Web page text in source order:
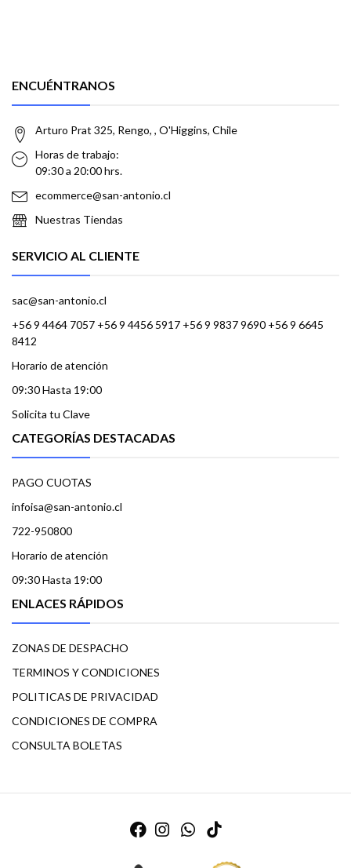
ENCUÉNTRANOS
Arturo Prat 325, Rengo, , O'Higgins, Chile
Horas de trabajo:
09:30 a 20:00 hrs.
ecommerce@san-antonio.cl
Nuestras Tiendas
SERVICIO AL CLIENTE
sac@san-antonio.cl
+56 9 4464 7057 +56 9 4456 5917 +56 9 9837 9690 +56 9 6645
8412
Horario de atención
09:30 Hasta 19:00
Solicita tu Clave
CATEGORÍAS DESTACADAS
PAGO CUOTAS
infoisa@san-antonio.cl
722-950800
Horario de atención
09:30 Hasta 19:00
ENLACES RÁPIDOS
ZONAS DE DESPACHO
TERMINOS Y CONDICIONES
POLITICAS DE PRIVACIDAD
CONDICIONES DE COMPRA
CONSULTA BOLETAS